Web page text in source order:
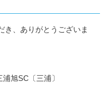
き、ありがとうございま
旭SC〔三浦〕